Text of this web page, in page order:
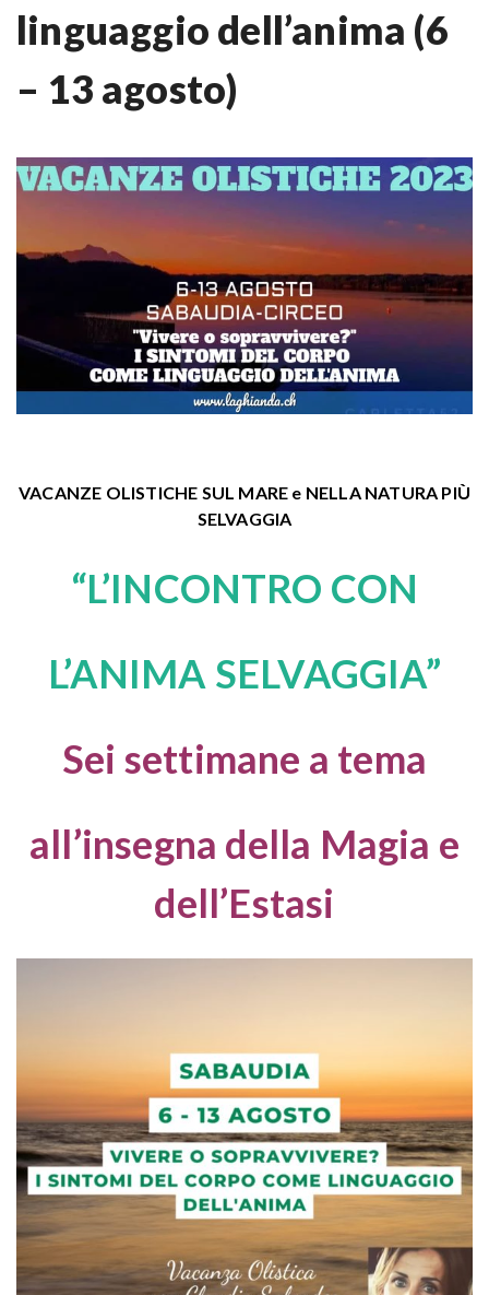
linguaggio dell’anima (6
– 13 agosto)
VACANZE OLISTICHE SUL MARE e NELLA NATURA PIÙ
SELVAGGIA
“L’INCONTRO CON
L’ANIMA SELVAGGIA”
Sei settimane a tema
all’insegna della Magia e
dell’Estasi